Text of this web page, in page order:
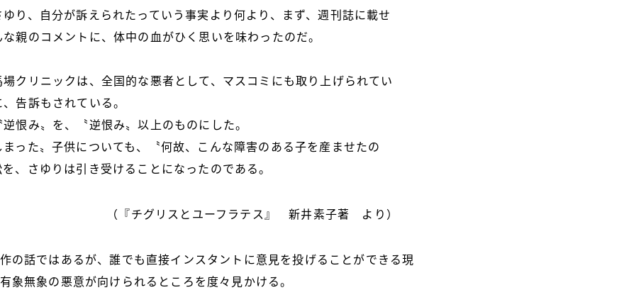
り、自分が訴えられたっていう事実より何より、まず、週刊誌に載せ
な親のコメントに、体中の血がひく思いを味わったのだ。
場クリニックは、全国的な悪者として、マスコミにも取り上げられてい
告訴もされている。
恨み〟を、〝逆恨み〟以上のものにした。
まった〟子供についても、〝何故、こんな障害のある子を産ませたの
、さゆりは引き受けることになったのである。
（『チグリスとユーフラテス』 新井素子著 より）
の話ではあるが、誰でも直接インスタントに意見を投げることができる現
象無象の悪意が向けられるところを度々見かける。